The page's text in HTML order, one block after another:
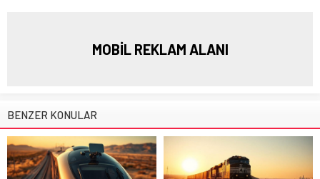
MOBİL REKLAM ALANI
BENZER KONULAR